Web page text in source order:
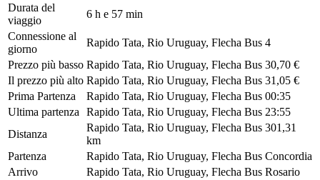
Durata del
viaggio
6 h e 57 min
Connessione al
giorno
Rapido Tata, Rio Uruguay, Flecha Bus 4
Prezzo più basso Rapido Tata, Rio Uruguay, Flecha Bus 30,70 €
Il prezzo più alto Rapido Tata, Rio Uruguay, Flecha Bus 31,05 €
Prima Partenza
Rapido Tata, Rio Uruguay, Flecha Bus 00:35
Ultima partenza
Rapido Tata, Rio Uruguay, Flecha Bus 23:55
Distanza
Rapido Tata, Rio Uruguay, Flecha Bus 301,31
km
Partenza
Rapido Tata, Rio Uruguay, Flecha Bus Concordia
Arrivo
Rapido Tata, Rio Uruguay, Flecha Bus Rosario